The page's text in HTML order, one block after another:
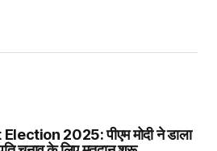
2025: पीएम मोदी ने डाला